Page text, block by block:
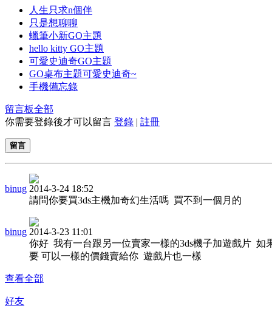
人生只求n個伴
只是想聊聊
蠟筆小新GO主題
hello kitty GO主題
可愛史迪奇GO主題
GO桌布主題可愛史迪奇~
手機備忘錄
留言板全部
你需要登錄後才可以留言 登錄 | 註冊
留言
binug 2014-3-24 18:52
請問你要買3ds主機加奇幻生活嗎 買不到一個月的
binug 2014-3-23 11:01
你好 我有一台跟另一位賣家一樣的3ds機子加遊戲片 如
要 可以一樣的價錢賣給你 遊戲片也一樣
查看全部
好友